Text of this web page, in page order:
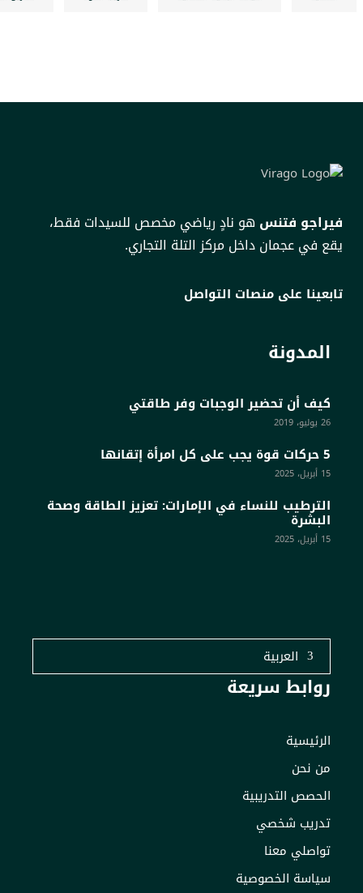
فيراجو فتنس هو نادٍ رياضي مخصص للسيدات فقط،
يقع في عجمان داخل مركز التلة التجاري.
تابعينا على منصات التواصل
المدونة
كيف أن تحضير الوجبات وفر طاقتي
26 يوليو، 2019
5 حركات قوة يجب على كل امرأة إتقانها
15 أبريل، 2025
الترطيب للنساء في الإمارات: تعزيز الطاقة وصحة
البشرة
15 أبريل، 2025
العربية
روابط سريعة
الرئيسية
من نحن
الحصص التدريبية
تدريب شخصي
تواصلي معنا
سياسة الخصوصية